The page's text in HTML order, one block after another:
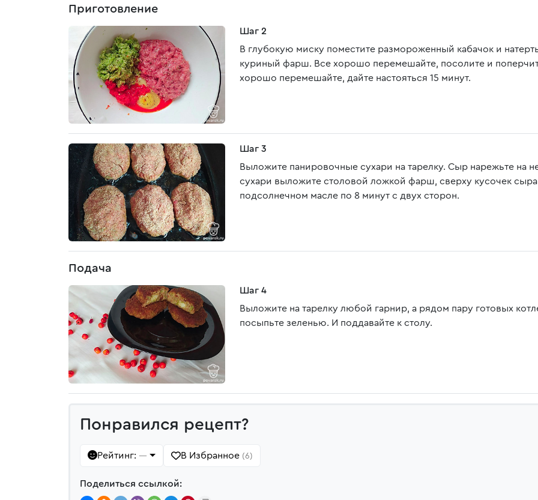
Приготовление
Шаг 2
В глубокую миску поместите размороженный кабачок и
куриный фарш. Все хорошо перемешайте, посолите и
хорошо перемешайте, дайте настояться 15 минут.
Шаг 3
Выложите панировочные сухари на тарелку. Сыр нарежьте на
сухари выложите столовой ложкой фарш, сверху кусочек сыра
подсолнечном масле по 8 минут с двух сторон.
Подача
Шаг 4
Выложите на тарелку любой гарнир, а рядом пару готовых
посыпьте зеленью. И поддавайте к столу.
Понравился рецепт?
Рейтинг: — В Избранное (6)
Поделиться ссылкой: